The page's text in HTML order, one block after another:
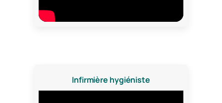
Infirmière hygiéniste